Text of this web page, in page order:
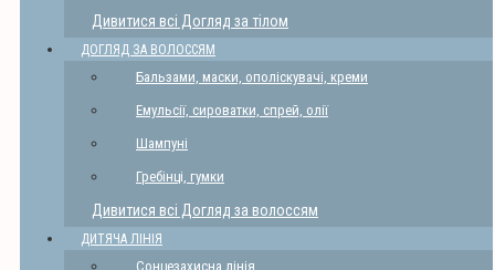
Дивитися всі Догляд за тілом
ДОГЛЯД ЗА ВОЛОССЯМ
Бальзами, маски, ополіскувачі, креми
Емульсії, сироватки, спрей, олії
Шампуні
Гребінці, гумки
Дивитися всі Догляд за волоссям
ДИТЯЧА ЛІНІЯ
Сонцезахисна лінія